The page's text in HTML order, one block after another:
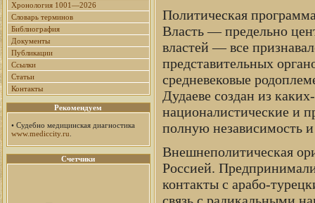
Хронология 1001—2026
Словарь терминов
Библиография
Документы
Публикации
Ссылки
Статьи
Контакты
Рекомендуем
• Судебно медицинская диагностика
www.mediccity.ru
Счетчики
Политическая
Власть — предельно
властей — все
представительных
средневековые
Дудаеве создан из
националистические и
полную независимость
Внешнеполитическая
Россией.
контакты с арабо-